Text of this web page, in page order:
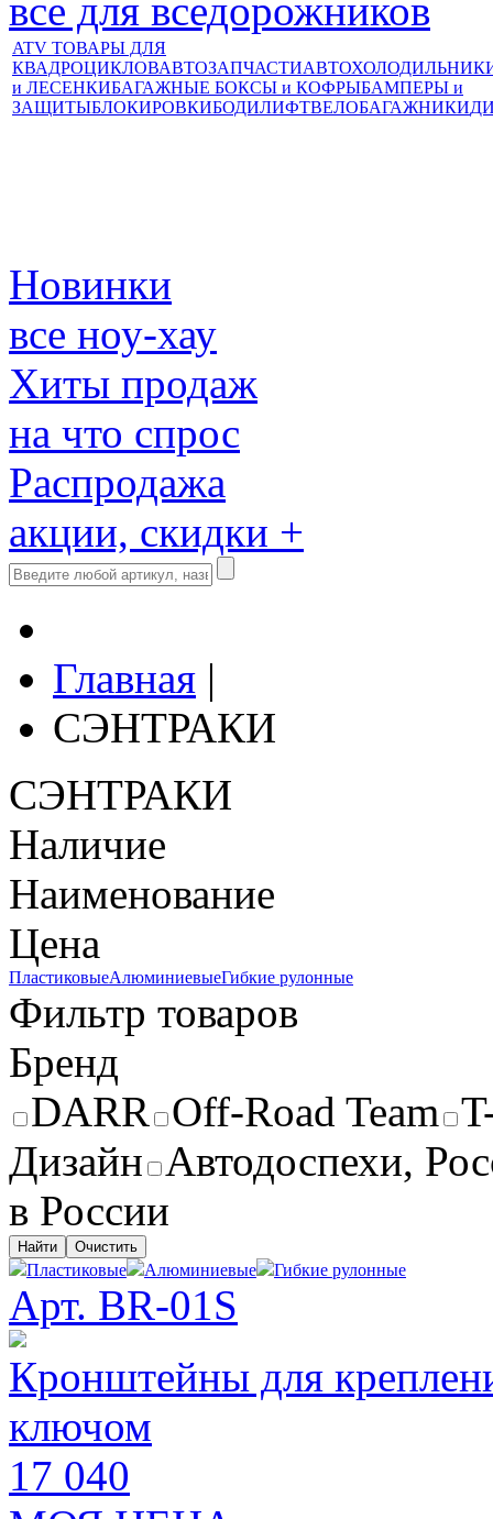
все для вседорожников
ATV ТОВАРЫ ДЛЯ
КВАДРОЦИКЛОВАВТОЗАПЧАСТИ
и ЛЕСЕНКИБАГАЖНЫЕ БОКСЫ и КОФРЫБАМПЕРЫ и
ЗАЩИТЫБЛОКИРОВКИБОДИЛИФТВЕЛОБАГАЖНИКИ
Новинки
все ноу-хау
Хиты продаж
на что спрос
Распродажа
акции, скидки +
Главная |
СЭНТРАКИ
СЭНТРАКИ
Наличие
Наименование
Цена
ПластиковыеАлюминиевыеГибкие рулонные
Фильтр товаров
Бренд
DARR Off-Road Team
Дизайн Автодоспехи,
в России
Найти Очистить
Пластиковые Алюминиевые Гибкие рулонные
Арт. BR-01S
Кронштейны для
ключом
17 040